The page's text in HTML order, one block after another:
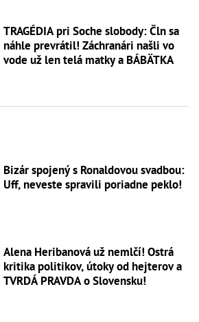
TRAGÉDIA pri Soche slobody: Čln sa
náhle prevrátil! Záchranári našli vo
vode už len telá matky a BÁBÄTKA
Bizár spojený s Ronaldovou svadbou:
Uff, neveste spravili poriadne peklo!
Alena Heribanová už nemlčí! Ostrá
kritika politikov, útoky od hejterov a
TVRDÁ PRAVDA o Slovensku!